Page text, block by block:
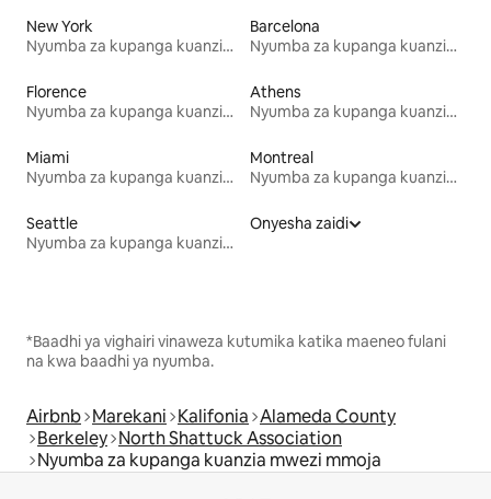
New York
Nyumba za kupanga kuanzia mwezi mmoja
Barcelona
Nyumba za kupanga kuanzia mwezi mmoja
Florence
Nyumba za kupanga kuanzia mwezi mmoja
Athens
Nyumba za kupanga kuanzia mwezi mmoja
Miami
Nyumba za kupanga kuanzia mwezi mmoja
Montreal
Nyumba za kupanga kuanzia mwezi mmoja
Seattle
Nyumba za kupanga kuanzia mwezi mmoja
Onyesha zaidi
*Baadhi ya vighairi vinaweza kutumika katika maeneo fulani
na kwa baadhi ya nyumba.
Airbnb Marekani Kalifonia Alameda County
Berkeley North Shattuck Association
Nyumba za kupanga kuanzia mwezi mmoja